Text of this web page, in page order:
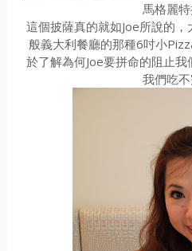
馬格麗
這個披薩真的就如Joe所說的
般義大利餐廳的那種6吋小
於了解為何Joe要拼命的阻止
我們吃不